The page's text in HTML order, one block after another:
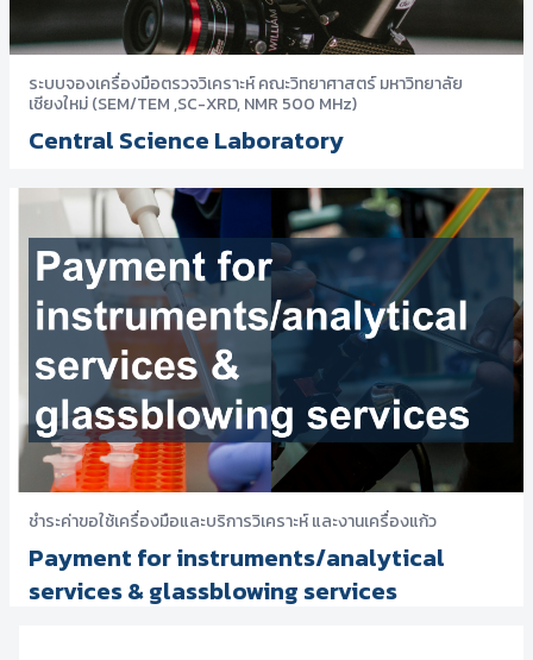
ระบบจองเครื่องมือตรวจวิเคราะห์ คณะวิทยาศาสตร์ มหาวิทยาลัย
เชียงใหม่ (SEM/TEM ,SC-XRD, NMR 500 MHz)
Central Science Laboratory
ชำระค่าขอใช้เครื่องมือและบริการวิเคราะห์ และงานเครื่องแก้ว
Payment for instruments/analytical
services & glassblowing services